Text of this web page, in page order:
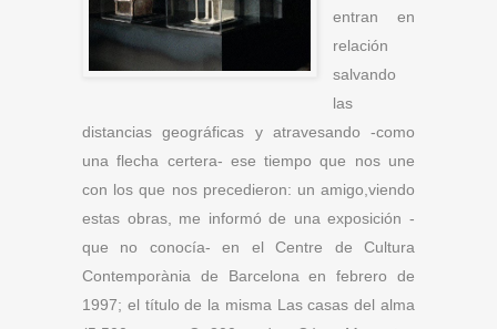
entran en
relación
salvando
las
distancias geográficas y atravesando -como
una flecha certera- ese tiempo que nos une
con los que nos precedieron: un amigo,viendo
estas obras, me informó de una exposición -
que no conocía- en el Centre de Cultura
Contemporània de Barcelona en febrero de
1997; el título de la misma Las casas del alma